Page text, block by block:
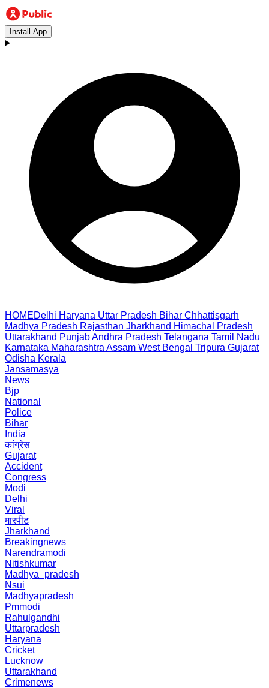
Install App
HOMEDelhi Haryana Uttar Pradesh Bihar Chhattisgarh
Madhya Pradesh Rajasthan Jharkhand Himachal Pradesh
Uttarakhand PunjabAndhra Pradesh Telangana Tamil Nadu
Karnataka Maharashtra Assam West Bengal Tripura Gujarat
Odisha Kerala
Jansamasya
News
Bjp
National
Police
Bihar
India
कांग्रेस
Gujarat
Accident
Congress
Modi
Delhi
Viral
मारपीट
Jharkhand
Breakingnews
Narendramodi
Nitishkumar
Madhya_pradesh
Nsui
Madhyapradesh
Pmmodi
Rahulgandhi
Uttarpradesh
Haryana
Cricket
Lucknow
Uttarakhand
Crimenews